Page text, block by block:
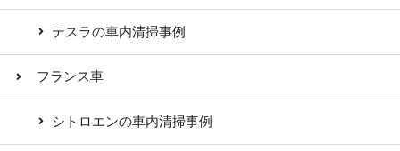
テスラの車内清掃事例
フランス車
シトロエンの車内清掃事例